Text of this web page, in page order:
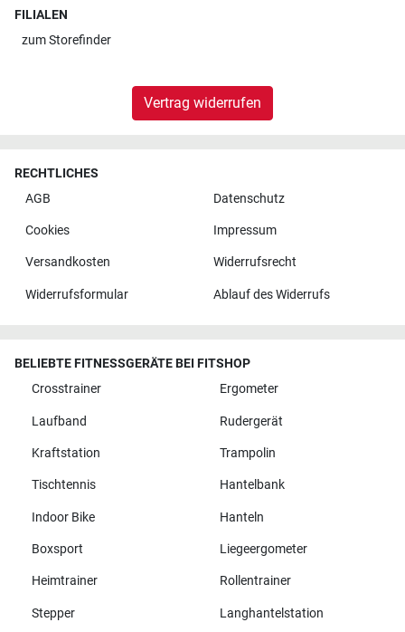
FILIALEN
zumStorefinder
Vertrag widerrufen
RECHTLICHES
AGB
Datenschutz
Cookies Impressum
Versandkosten Widerrufsrecht
Widerrufsformular Ablauf des Widerrufs
BELIEBTE FITNESSGERÄTE BEI FITSHOP
Crosstrainer
Ergometer
Laufband Rudergerät
Kraftstation Trampolin
Tischtennis Hantelbank
Indoor Bike Hanteln
Boxsport Liegeergometer
Heimtrainer Rollentrainer
Stepper Langhantelstation